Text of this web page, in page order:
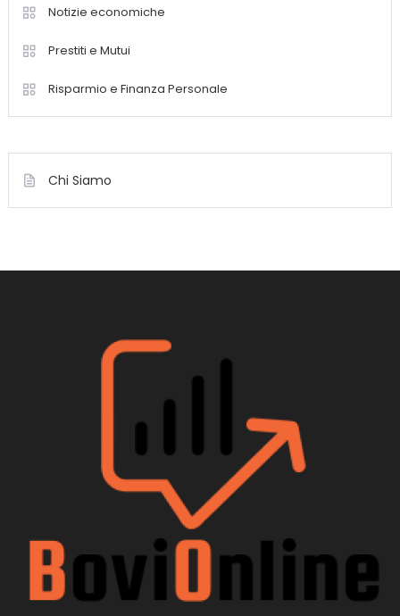
Notizie economiche
Prestiti e Mutui
Risparmio e Finanza Personale
Chi Siamo